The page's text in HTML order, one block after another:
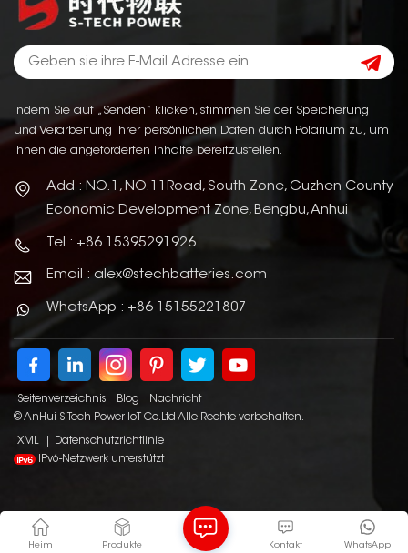
Indem Sie auf „Senden“ klicken, stimmen Sie der Speicherung
und Verarbeitung Ihrer persönlichen Daten durch Polarium zu, um
Ihnen die angeforderten Inhalte bereitzustellen.
Add : NO.1, NO.11Road, South Zone, Guzhen County
Economic Development Zone, Bengbu, Anhui
Tel : +86 15395291926
Email : alex@stechbatteries.com
WhatsApp : +86 15155221807
Seitenverzeichnis Blog
Nachricht
© AnHui S-Tech Power IoT Co.Ltd Alle Rechte vorbehalten.
XML
Datenschutzrichtlinie
IPv6-Netzwerk unterstützt
Heim Produkte WhatsApp
Kontakt